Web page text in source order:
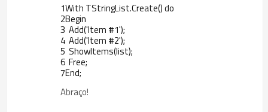
1
2
3
4
5
6
7
With TStringList.Create()do
Begin
Add('Item #1');
Add('Item #2');
ShowItems(list);
Free;
End;
Abraço!